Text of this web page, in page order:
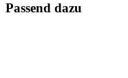
Passend dazu